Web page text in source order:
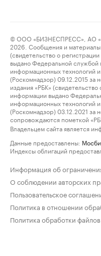
© ООО «БИЗНЕСПРЕСС», АО
2026. Сообщения и материалы
(свидетельство о
выдано Федеральной службой
информационных технологий
(Роскомнадзор) 09.12.2015
издания «РБК»
информации выдано
информационных технологий
(Роскомнадзор) 03.12.2021
сопровождаются пометкой
Владельцем сайта является
Данные предоставлены:
Индексы облигаций
Информация об
О соблюдении авторских
Пользовательское
Политика в отношении
Политика обработки